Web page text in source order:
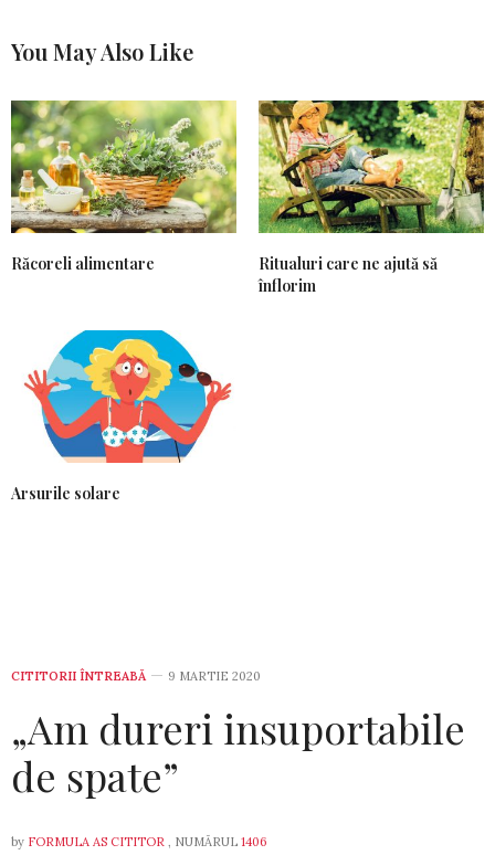
You May Also Like
Răcoreli alimentare
Ritualuri care ne ajută să
înflorim
Arsurile solare
CITITORII ÎNTREABĂ 9 MARTIE 2020
„Am dureri insuportabile
de spate”
by FORMULA AS CITITOR , NUMĂRUL 1406